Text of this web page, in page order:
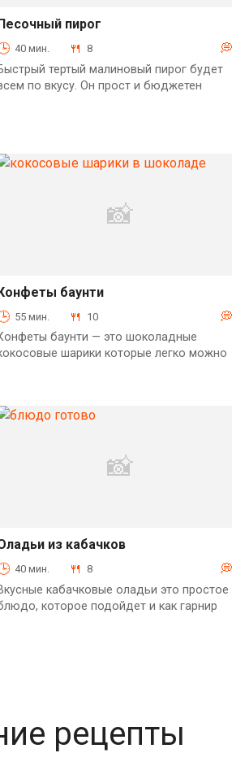
Песочный пирог
40 мин. 8
тертый малиновый пирог будет
по вкусу. Он прост и бюджетен
баунти
55 мин. 10
баунти — это шоколадные
шарики которые легко можно
из кабачков
40 мин. 8
кабачковые оладьи это простое
которое подойдет и как гарнир
рецепты